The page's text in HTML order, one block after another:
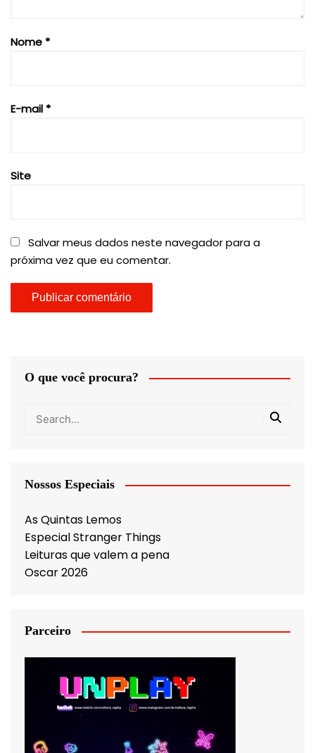
Nome *
E-mail *
Site
Salvar meus dados neste navegador para a
próxima vez que eu comentar.
O que você procura?
Nossos Especiais
As Quintas Lemos
Especial Stranger Things
Leituras que valem a pena
Oscar 2026
Parceiro